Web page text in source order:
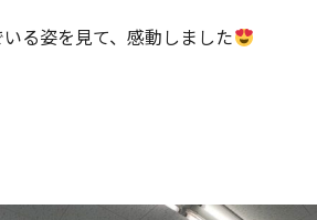
る姿を見て、感動しました